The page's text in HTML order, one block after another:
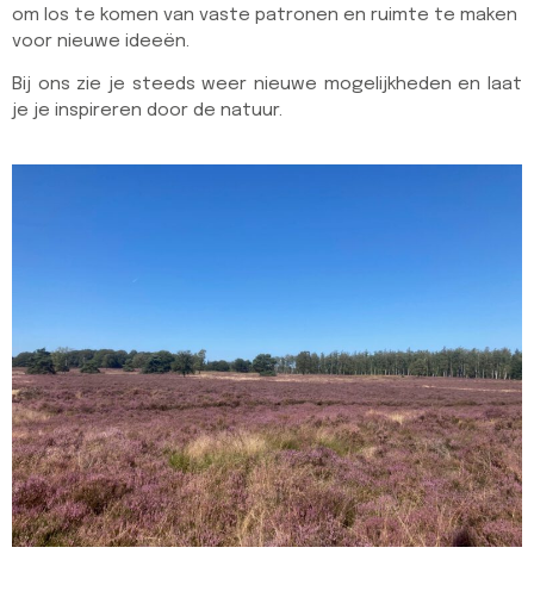
om los te komen van vaste patronen en ruimte te maken
voor nieuwe ideeën.
Bij ons zie je steeds weer nieuwe mogelijkheden en laat
je je inspireren door de natuur.